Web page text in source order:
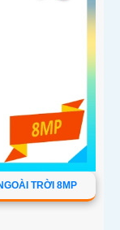
TRỜI 8MP